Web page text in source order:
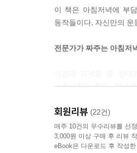
이 책은 아침저녁에 부
동작들이다. 자신만의
전문가가 짜주는 아침저
스트레칭이 좋다. 저녁
프로그램을 선택해 그대
요통, 변비 등 증상을 완
통해 동영상도 볼 수 있
회원리뷰 (22건)
매주 10건의 우수리뷰를 선
3,000원 이상 구매 후 리뷰
eBook은 다운로드 후 작성